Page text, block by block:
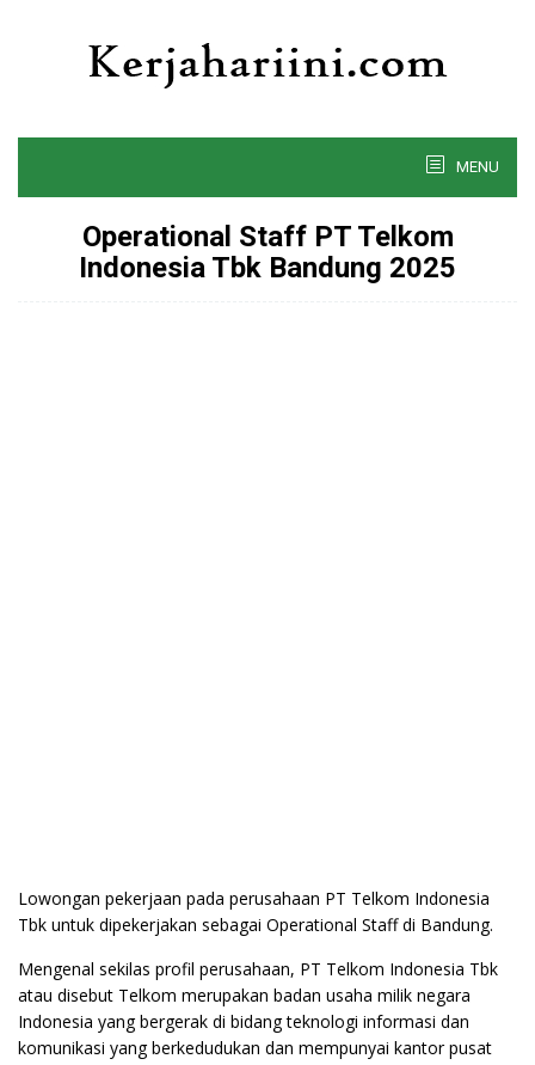
MENU
Operational Staff PT Telkom
Indonesia Tbk Bandung 2025
Lowongan pekerjaan pada perusahaan PT Telkom Indonesia
Tbk untuk dipekerjakan sebagai Operational Staff di Bandung.
Mengenal sekilas profil perusahaan, PT Telkom Indonesia Tbk
atau disebut Telkom merupakan badan usaha milik negara
Indonesia yang bergerak di bidang teknologi informasi dan
komunikasi yang berkedudukan dan mempunyai kantor pusat